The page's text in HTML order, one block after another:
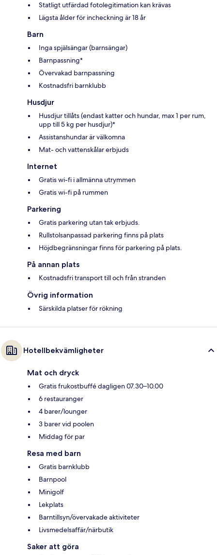
Statligt utfärdad fotolegitimation kan krävas
Lägsta ålder för incheckning är 18 år
Barn
Inga spjälsängar (barnsängar)
Barnpassning*
Övervakad barnpassning
Kostnadsfri barnklubb
Husdjur
Husdjur tillåts (endast katter och hundar, max 1 per rum,
upp till 5 kg per husdjur)*
Assistanshundar är välkomna
Mat- och vattenskålar erbjuds
Internet
Gratis wi-fi i allmänna utrymmen
Gratis wi-fi på rummen
Parkering
Gratis parkering utan tak erbjuds.
Rullstolsanpassad parkering finns på plats
Höjdbegränsningar finns för parkering på plats.
På annan plats
Kostnadsfri transport till och från stranden
Övrig information
Särskilda platser för rökning
Hotellbekvämligheter
Mat och dryck
Gratis frukostbuffé dagligen 07.30–10.00
6 restauranger
4 barer/lounger
3 barer vid poolen
Middag för par
Resa med barn
Gratis barnklubb
Barnpool
Minigolf
Lekplats
Barntillsyn/övervakade aktiviteter
Livsmedelsaffär/närbutik
Saker att göra